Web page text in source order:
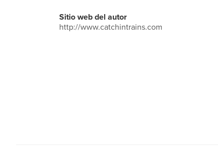
Sitio web del autor
http://www.catchintrains.com